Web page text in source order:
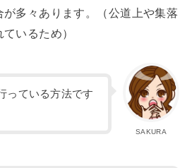
が多々あります。（公道上や集落
いるため）
SAKURA
っている方法です